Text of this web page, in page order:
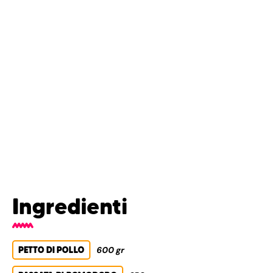
Ingredienti
PETTO DI POLLO 600 gr